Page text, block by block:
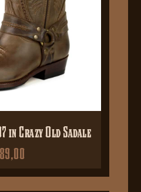
in Crazy Old Sadale